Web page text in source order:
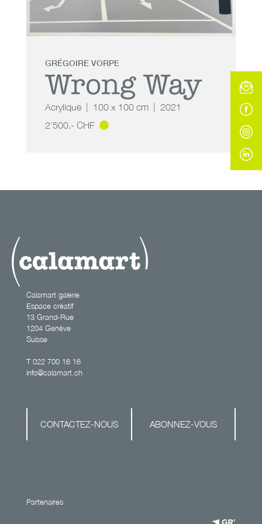
GRÉGOIRE VORPE
Wrong Way
Acrylique 100 x 100 cm
2021
2'500.- CHF
Wrong Way
Calamart galerie
Espace créatif
13 Grand-Rue
1204 Genève
Suisse
T 022 700 16 16
info@calamart.ch
CONTACTEZ-NOUS ABONNEZ-VOUS
Partenaires